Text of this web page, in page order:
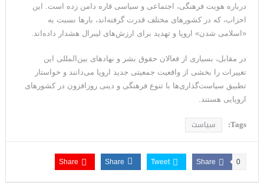
درباره هویت فرهنگی، اجتماعی و سیاسی قاره دامن زده است. این
احزاب، که در کشورهای مختلف قدرت گرفته‌اند، بارها نسبت به
«اسلامی‌ شدن» اروپا و تهدید برای ارزش‌های لیبرال هشدار داده‌اند.
در مقابل، بسیاری از فعالان حقوق بشر و نهادهای بین‌المللی این
تغییرات را بخشی از واقعیت جمعیتی جدید اروپا می‌دانند و خواستار
تطبیق سیاست‌گذاری‌ها با تنوع فرهنگی و دینی روزافزون در کشورهای
اروپایی هستند.
Tags: سیاست
Share 0
Tweet
Share
Share